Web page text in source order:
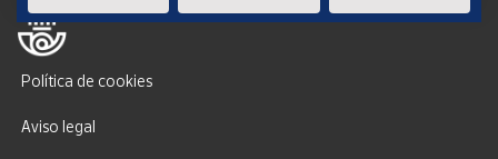
Política de cookies
Aviso legal